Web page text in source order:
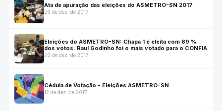
Ata de apuração das eleições do ASMETRO-SN 2017
26 de dez. de 2017
Eleições do ASMETRO-SN: Chapa 1 é eleita com 89 %
dos votos. Raul Godinho foi o mais votado para o CONFIA
26 de dez. de 2017
Cédula de Votação - Eleições ASMETRO-SN
12 de dez. de 2017